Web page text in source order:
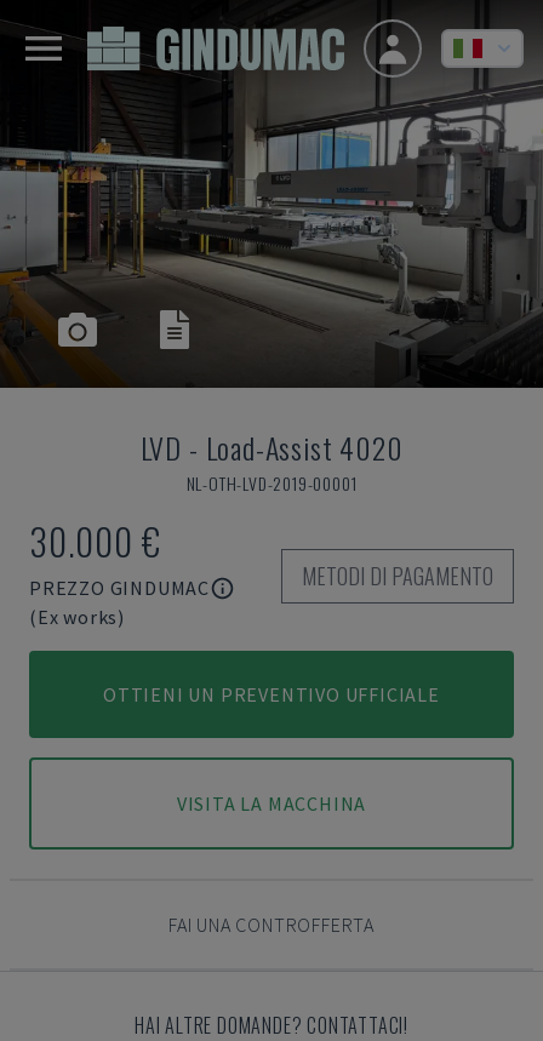
LVD - Load-Assist 4020
NL-OTH-LVD-2019-00001
30.000 €
PREZZO GINDUMAC
(Ex works)
METODI DI PAGAMENTO
OTTIENI UN PREVENTIVO UFFICIALE
VISITA LA MACCHINA
FAI UNA CONTROFFERTA
HAI ALTRE DOMANDE? CONTATTACI!